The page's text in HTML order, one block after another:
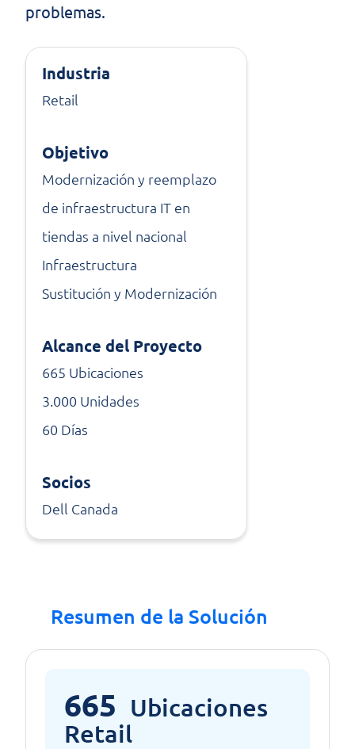
problemas.
Industria
Retail
Objetivo
Modernización y reemplazo
de infraestructura IT en
tiendas a nivel nacional
Infraestructura
Sustitución y Modernización
Alcance del Proyecto
665 Ubicaciones
3.000 Unidades
60 Días
Socios
Dell Canada
Resumen de la Solución
665 Ubicaciones
Retail